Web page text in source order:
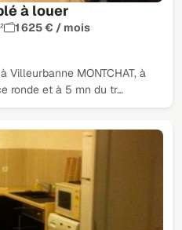
à louer
1 625 € / mois
Villeurbanne MONTCHAT, à
ronde et à 5 mn du tr…